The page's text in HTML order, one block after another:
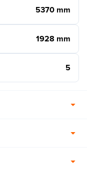
5370 mm
1928 mm
5